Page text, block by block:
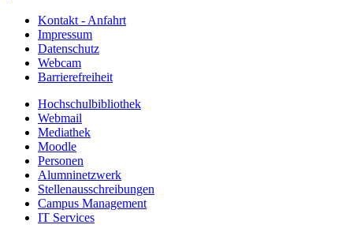
Kontakt - Anfahrt
Impressum
Datenschutz
Webcam
Barrierefreiheit
Hochschulbibliothek
Webmail
Mediathek
Moodle
Personen
Alumninetzwerk
Stellenausschreibungen
Campus Management
IT Services